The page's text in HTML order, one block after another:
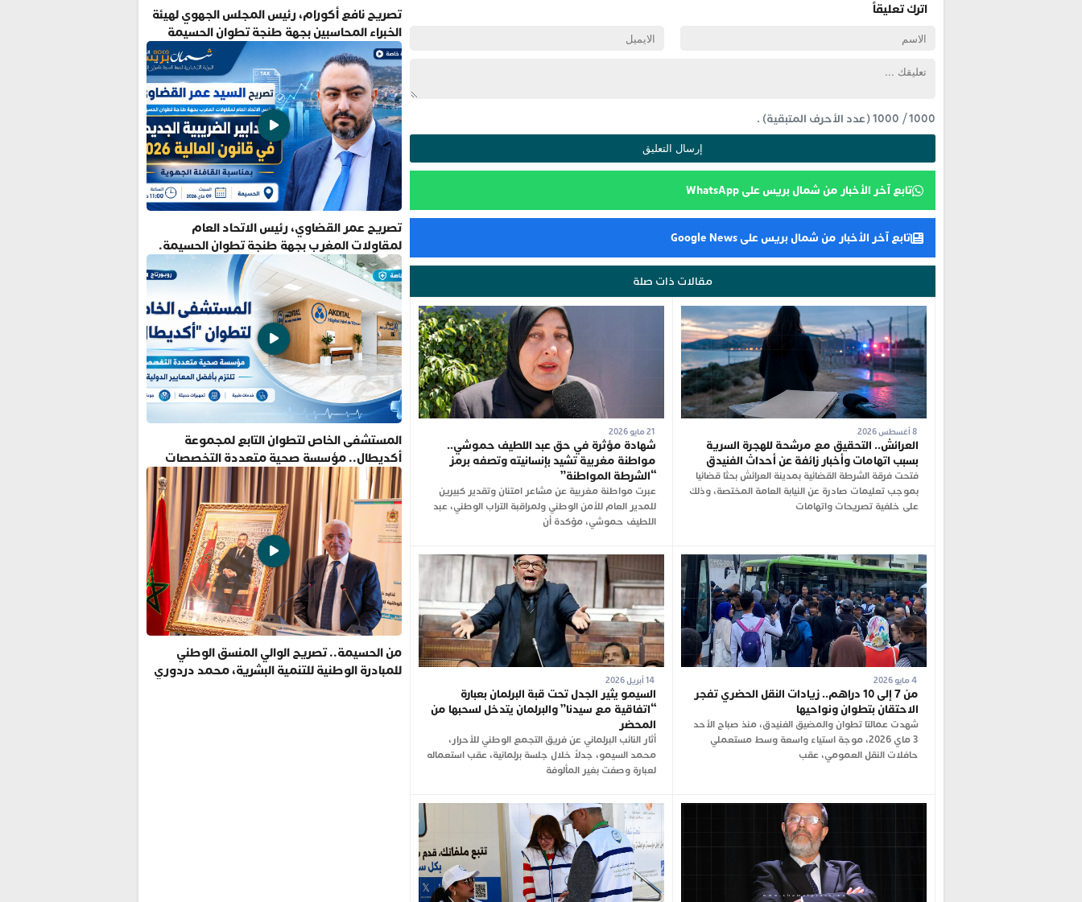
اترك تعليقاً
1000
/
1000(عدد الأحرف المتبقية) .
تابع آخر الأخبار من شمال بريس على WhatsApp
تابع آخر الأخبار من شمال بريس على Google News
مقالات ذات صلة
العرائش.. التحقيق مع مرشحة للهجرة السرية
بسبب اتهامات وأخبار زائفة عن أحداث الفنيدق
فتحت فرقة الشرطة القضائية بمدينة العرائش بحثا قضائيا
بموجب تعليمات صادرة عن النيابة العامة المختصة، وذلك
على خلفية تصريحات واتهامات
21 مايو 2026
شهادة مؤثرة في حق عبد اللطيف حموشي..
مواطنة مغربية تشيد بإنسانيته وتصفه برمز
“الشرطة المواطنة”
عبرت مواطنة مغربية عن مشاعر امتنان وتقدير كبيرين
للمدير العام للأمن الوطني ولمراقبة التراب الوطني، عبد
اللطيف حموشي، مؤكدة أن
من 7 إلى 10 دراهم.. زيادات النقل الحضري تفجر
الاحتقان بتطوان ونواحيها
شهدت عمالتا تطوان والمضيق الفنيدق، منذ صباح الأحد
3 ماي 2026، موجة استياء واسعة وسط مستعملي
حافلات النقل العمومي، عقب
14 أبريل 2026
السيمو يثير الجدل تحت قبة البرلمان بعبارة
“اتفاقية مع سيدنا” والبرلمان يتدخل لسحبها من
المحضر
أثار النائب البرلماني عن فريق التجمع الوطني للأحرار،
محمد السيمو، جدلاً خلال جلسة برلمانية، عقب استعماله
لعبارة وصفت بغير المألوفة
تصريح نافع أكورام، رئيس المجلس الجهوي لهيئة
الخبراء المحاسبين بجهة طنجة تطوان الحسيمة
تصريح عمر القضاوي، رئيس الاتحاد العام
لمقاولات المغرب بجهة طنجة تطوان الحسيمة.
المستشفى الخاص لتطوان التابع لمجموعة
أكديطال.. مؤسسة صحية متعددة التخصصات
تلتزم بأفضل المعايير الدولية
من الحسيمة.. تصريح الوالي المنسق الوطني
للمبادرة الوطنية للتنمية البشرية، محمد دردوري